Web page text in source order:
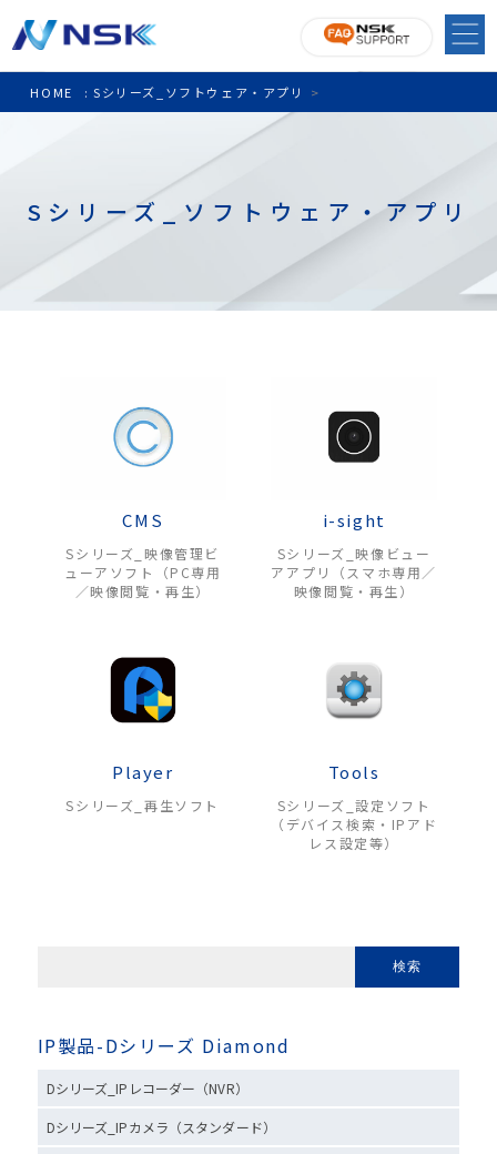
HOME >
: Sシリーズ_ソフトウェア・アプリ
Sシリーズ_ソフトウェア・アプリ
CMS
Sシリーズ_映像管理ビ
ューアソフト（PC専用
／映像閲覧・再生）
i-sight
Sシリーズ_映像ビュー
アアプリ（スマホ専用／
映像閲覧・再生）
Player
Sシリーズ_再生ソフト
Tools
Sシリーズ_設定ソフト
（デバイス検索・IPアド
レス設定等）
IP製品-Dシリーズ Diamond
Dシリーズ_IPレコーダー（NVR）
Dシリーズ_IPカメラ（スタンダード）